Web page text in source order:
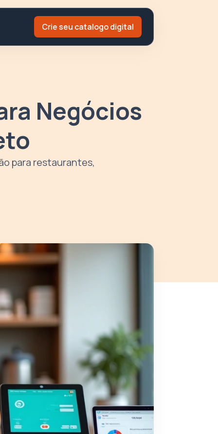
Crie seu catalogo digital
Negócios
para restaurantes,